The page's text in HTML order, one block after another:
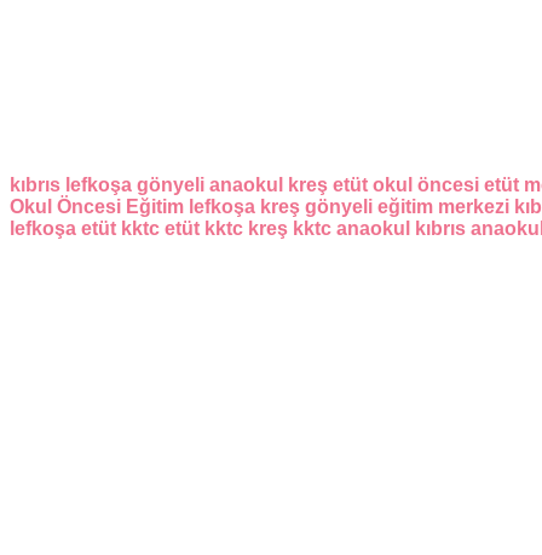
kıbrıs lefkoşa gönyeli anaokul kreş etüt okul öncesi etüt
Okul Öncesi Eğitim lefkoşa kreş gönyeli eğitim merkezi
lefkoşa etüt kktc etüt kktc kreş kktc anaokul kıbrıs